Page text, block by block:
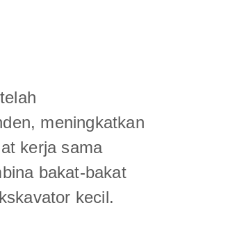
meningkatkan
kerja sama
bakat-bakat
kecil.